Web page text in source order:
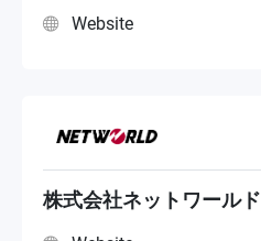
Website
株式会社ネットワールド